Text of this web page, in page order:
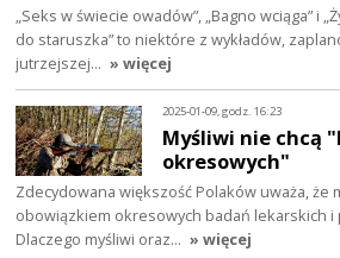
„Seks w świecie owadów”, „Bagno wciąga” i
do staruszka” to niektóre z wykładów,
jutrzejszej… » więcej
2025-01-09, godz. 16:23
Myśliwi nie chcą
okresowych"
Zdecydowana większość Polaków uważa, że
obowiązkiem okresowych badań lekarskich i
Dlaczego myśliwi oraz… » więcej